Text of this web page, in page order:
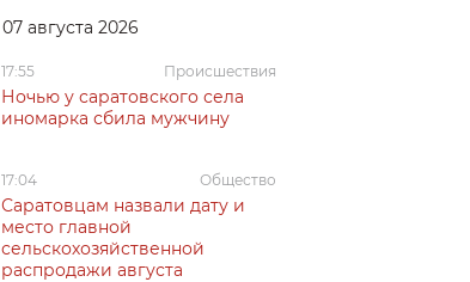
07 августа 2026
17:55 Происшествия
Ночью у саратовского села
иномарка сбила мужчину
17:04 Общество
Саратовцам назвали дату и
место главной
сельскохозяйственной
распродажи августа